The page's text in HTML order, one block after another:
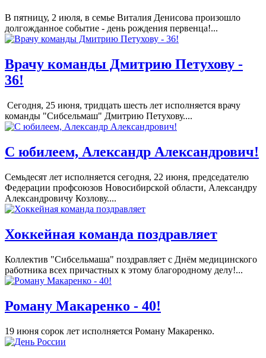
В пятницу, 2 июля, в семье Виталия Денисова произошло
долгожданное событие - день рождения первенца!...
Врачу команды Дмитрию Петухову -
36!
Сегодня, 25 июня, тридцать шесть лет исполняется врачу
команды "Сибсельмаш" Дмитрию Петухову....
С юбилеем, Александр Александрович!
Семьдесят лет исполняется сегодня, 22 июня, председателю
Федерации профсоюзов Новосибирской области, Александру
Александровичу Козлову....
Хоккейная команда поздравляет
Коллектив "Сибсельмаша" поздравляет с Днём медицинского
работника всех причастных к этому благородному делу!...
Роману Макаренко - 40!
19 июня сорок лет исполняется Роману Макаренко.